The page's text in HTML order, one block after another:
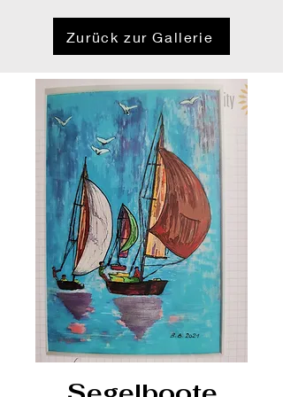
Zurück zur Gallerie